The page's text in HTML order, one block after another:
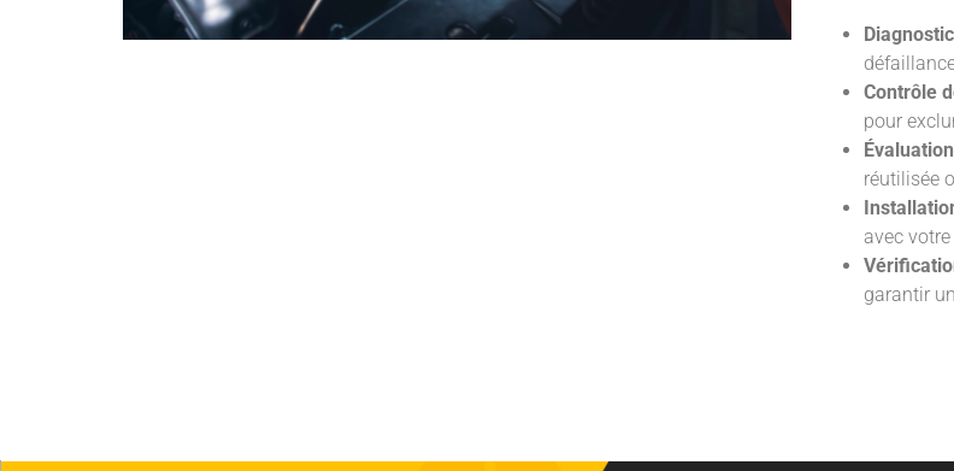
Contrôle
pour
réutilisée
avec
garantir